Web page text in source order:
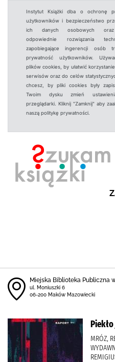
Instytut Książki dba o ochronę
użytkowników i bezpieczeństwo
ich danych osobowych
odpowiednie rozwiązania
zapobiegające ingerencji osób
prywatność użytkowników.
plików cookies, by ułatwić
serwisów oraz do celów
chcesz, by pliki cookies były
Twoim dysku zmień
przeglądarki. Kliknij "Zamknij" aby
naszą politykę prywatności.
Miejska Biblioteka Publiczna
ul. Moniuszki 6
06-200 Maków Mazowiecki
MRÓZ,